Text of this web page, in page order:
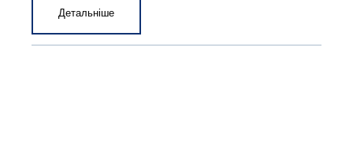
Детальніше